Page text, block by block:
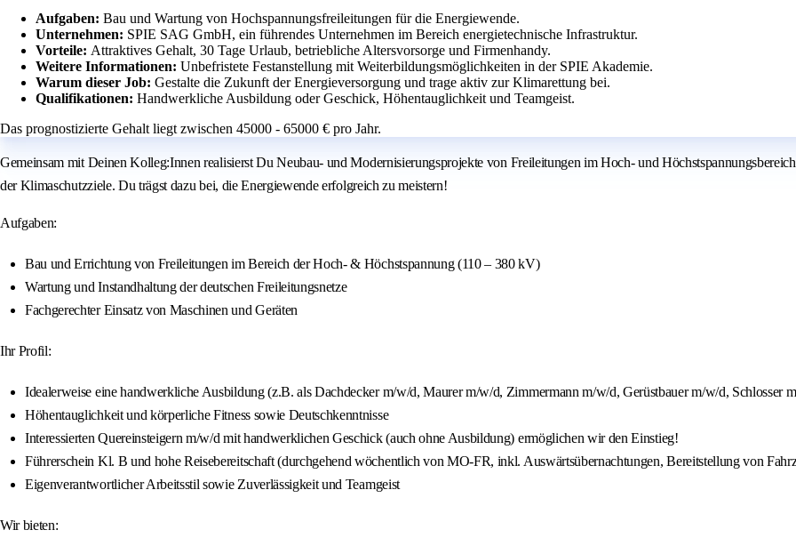
Aufgaben: Bau und Wartung von Hochspannungsfreileitungen für die Energiewende.
Unternehmen: SPIE SAG GmbH, ein führendes Unternehmen im Bereich energietechnische Infrastruktur.
Vorteile: Attraktives Gehalt, 30 Tage Urlaub, betriebliche Altersvorsorge und Firmenhandy.
Weitere Informationen: Unbefristete Festanstellung mit Weiterbildungsmöglichkeiten in der SPIE Akademie.
Warum dieser Job: Gestalte die Zukunft der Energieversorgung und trage aktiv zur Klimarettung bei.
Qualifikationen: Handwerkliche Ausbildung oder Geschick, Höhentauglichkeit und Teamgeist.
Das prognostizierte Gehalt liegt zwischen 45000 - 65000 € pro Jahr.
Gemeinsam mit Deinen Kolleg:Innen realisierst Du Neubau- und Modernisierungsprojekte von Freileitungen im Hoch- und
der Klimaschutzziele. Du trägst dazu bei, die Energiewende erfolgreich zu meistern!
Aufgaben:
Bau und Errichtung von Freileitungen im Bereich der Hoch- & Höchstspannung (110 – 380 kV)
Wartung und Instandhaltung der deutschen Freileitungsnetze
Fachgerechter Einsatz von Maschinen und Geräten
Ihr Profil:
Idealerweise eine handwerkliche Ausbildung (z.B. als Dachdecker m/w/d, Maurer m/w/d, Zimmermann m/w/d, Gerüstbauer m/w/d, Schlosser
Höhentauglichkeit und körperliche Fitness sowie Deutschkenntnisse
Interessierten Quereinsteigern m/w/d mit handwerklichen Geschick (auch ohne Ausbildung) ermöglichen wir den Einstieg!
Führerschein Kl. B und hohe Reisebereitschaft (durchgehend wöchentlich von MO-FR, inkl. Auswärtsübernachtungen, Bereitstellung von
Eigenverantwortlicher Arbeitsstil sowie Zuverlässigkeit und Teamgeist
Wir bieten: